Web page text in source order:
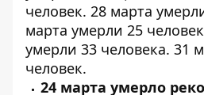
человек. 28 марта
марта умерли 25 человек
умерли 33 человека. 31
человек.
24 марта умерло